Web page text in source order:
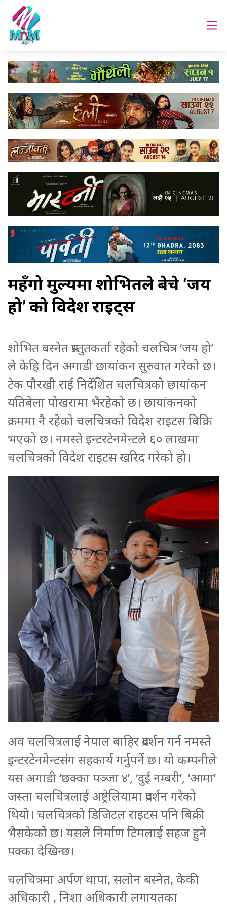
महँगो मुल्यमा शोभितले बेचे ‘जय
हो’ को विदेश राइट्स
शोभित बस्नेत प्रस्तुतकर्ता रहेको चलचित्र ‘जय हो’
ले केहि दिन अगाडी छायांकन सुरुवात गरेको छ।
टेक पौरखी राई निर्देशित चलचित्रको छायांकन
यतिबेला पोखरामा भैरहेको छ। छायांकनको
क्रममा नै रहेको चलचित्रको विदेश राइटस बिक्रि
भएको छ। नमस्ते इन्टरटेनमेन्टले ६० लाखमा
चलचित्रको विदेश राइटस खरिद गरेको हो।
अव चलचित्रलाई नेपाल बाहिर प्रदर्शन गर्न नमस्ते
इन्टरटेनमेन्टसंग सहकार्य गर्नुपर्ने छ। यो कम्पनीले
यस अगाडी ‘छक्का पञ्जा ४’, ‘दुई नम्बरी’, ‘आमा’
जस्ता चलचित्रलाई अष्ट्रेलियामा प्रदर्शन गरेको
थियो। चलचित्रको डिजिटल राइटस पनि बिक्री
भैसकेको छ। यसले निर्माण टिमलाई सहज हुने
पक्का देखिन्छ।
चलचित्रमा अर्पण थापा, सलोन बस्नेत, केकी
अधिकारी , निशा अधिकारी लगायतका